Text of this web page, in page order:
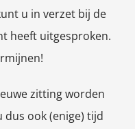
u in verzet bij de
heeft uitgesproken.
zitting worden
dus ook (enige) tijd